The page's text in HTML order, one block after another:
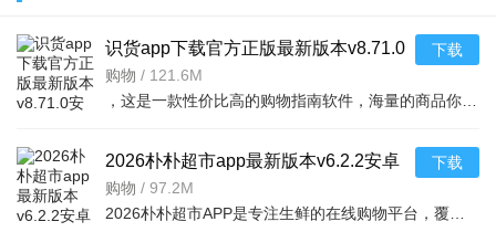
识货app下载官方正版最新版本v8.71.0
安卓版
购物 / 121.6M
下载
2026朴朴超市app最新版本v6.2.2安卓
最新版
购物 / 97.2M
下载